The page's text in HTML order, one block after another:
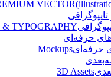
VECTOR
& TYPOGRAPHY
حرفه‌ایMockups
3D Assets